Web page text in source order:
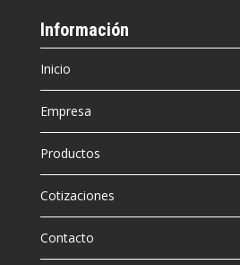
Información
Inicio
Empresa
Productos
Cotizaciones
Contacto